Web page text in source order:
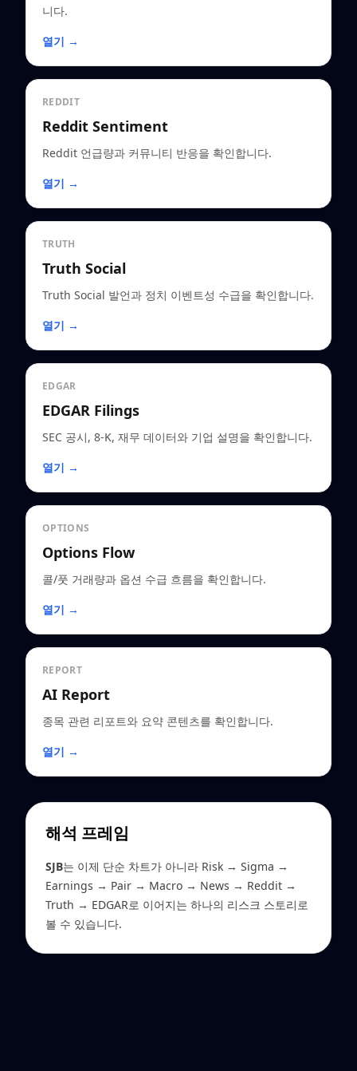
니다.
열기 →
REDDIT
Reddit Sentiment
Reddit 언급량과 커뮤니티 반응을 확인합니다.
열기 →
TRUTH
Truth Social
Truth Social 발언과 정치 이벤트성 수급을 확인합니다.
열기 →
EDGAR
EDGAR Filings
SEC 공시, 8-K, 재무 데이터와 기업 설명을 확인합니다.
열기 →
OPTIONS
Options Flow
콜/풋 거래량과 옵션 수급 흐름을 확인합니다.
열기 →
REPORT
AI Report
종목 관련 리포트와 요약 콘텐츠를 확인합니다.
열기 →
해석 프레임
SJB는 이제 단순 차트가 아니라 Risk → Sigma →
Earnings → Pair → Macro → News → Reddit →
Truth → EDGAR로 이어지는 하나의 리스크 스토리로
볼 수 있습니다.